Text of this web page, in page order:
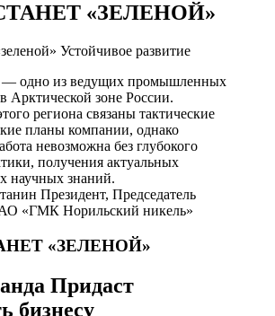
«ЗЕЛЕНОЙ»
Устойчивое развитие
— одно из ведущих промышленных
Арктической зоне России.
региона связаны тактические
планы компании, однако
невозможна без глубокого
получения актуальных
научных знаний.
Президент, Председатель
«ГМК Норильский никель»
«ЗЕЛЕНОЙ»
Придаст
бизнесу